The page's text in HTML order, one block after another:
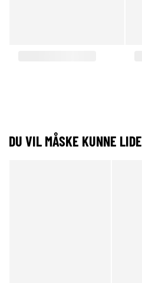
DU VIL MÅSKE KUNNE LIDE